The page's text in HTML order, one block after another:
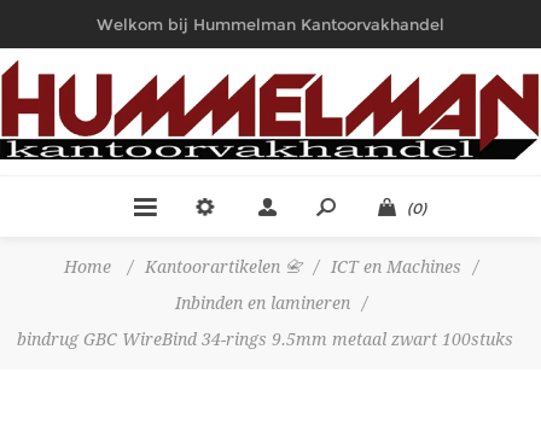
Welkom bij Hummelman Kantoorvakhandel
(0)
Home / Kantoorartikelen 📇 / ICT en Machines
/
Inbinden en lamineren
/
bindrug GBC WireBind 34-rings 9.5mm metaal zwart 100stuks